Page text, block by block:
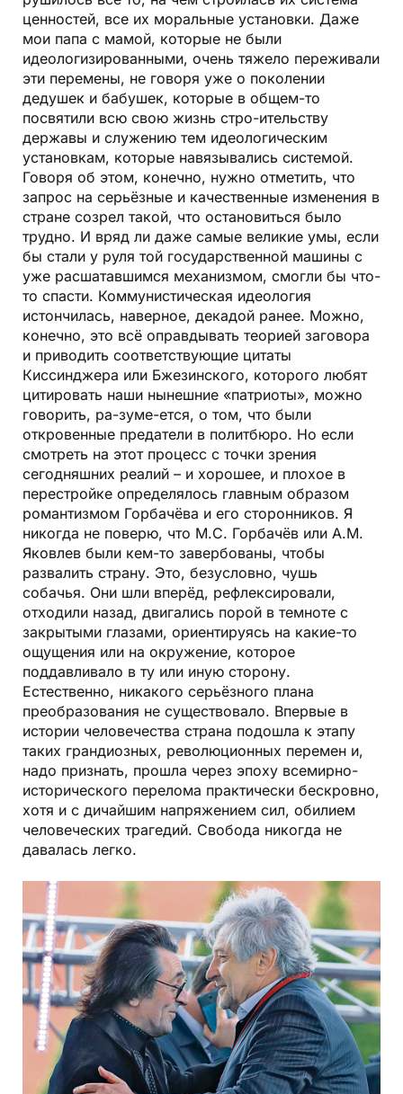
ценностей, все их моральные установки. Даже
мои папа с мамой, которые не были
идеологизированными, очень тяжело переживали
эти перемены, не говоря уже о поколении
дедушек и бабушек, которые в общем-то
посвятили всю свою жизнь стро-ительству
державы и служению тем идеологическим
установкам, которые навязывались системой.
Говоря об этом, конечно, нужно отметить, что
запрос на серьёзные и качественные изменения в
стране созрел такой, что остановиться было
трудно. И вряд ли даже самые великие умы, если
бы стали у руля той государственной машины с
уже расшатавшимся механизмом, смогли бы что-
то спасти. Коммунистическая идеология
истончилась, наверное, декадой ранее. Можно,
конечно, это всё оправдывать теорией заговора
и приводить соответствующие цитаты
Киссинджера или Бжезинского, которого любят
цитировать наши нынешние «патриоты», можно
говорить, ра-зуме-ется, о том, что были
откровенные предатели в политбюро. Но если
смотреть на этот процесс с точки зрения
сегодняшних реалий – и хорошее, и плохое в
перестройке определялось главным образом
романтизмом Горбачёва и его сторонников. Я
никогда не поверю, что М.С. Горбачёв или А.М.
Яковлев были кем-то завербованы, чтобы
развалить страну. Это, безусловно, чушь
собачья. Они шли вперёд, рефлексировали,
отходили назад, двигались порой в темноте с
закрытыми глазами, ориентируясь на какие-то
ощущения или на окружение, которое
поддавливало в ту или иную сторону.
Естественно, никакого серьёзного плана
преобразования не существовало. Впервые в
истории человечества страна подошла к этапу
таких грандиозных, революционных перемен и,
надо признать, прошла через эпоху всемирно-
исторического перелома практически бескровно,
хотя и с дичайшим напряжением сил, обилием
человеческих трагедий. Свобода никогда не
давалась легко.